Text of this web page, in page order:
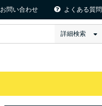
お問い合わせ よくある質問
詳細検索